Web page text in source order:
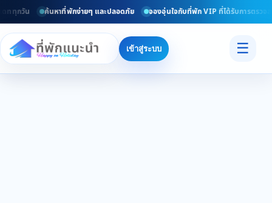
ททุกวัน ค้นหาที่พักง่ายๆ และปลอดภัย จองอุ่นใจกับที่พัก VIP ที่ได้รับการตรวจส
เข้าสู่ระบบ ☰